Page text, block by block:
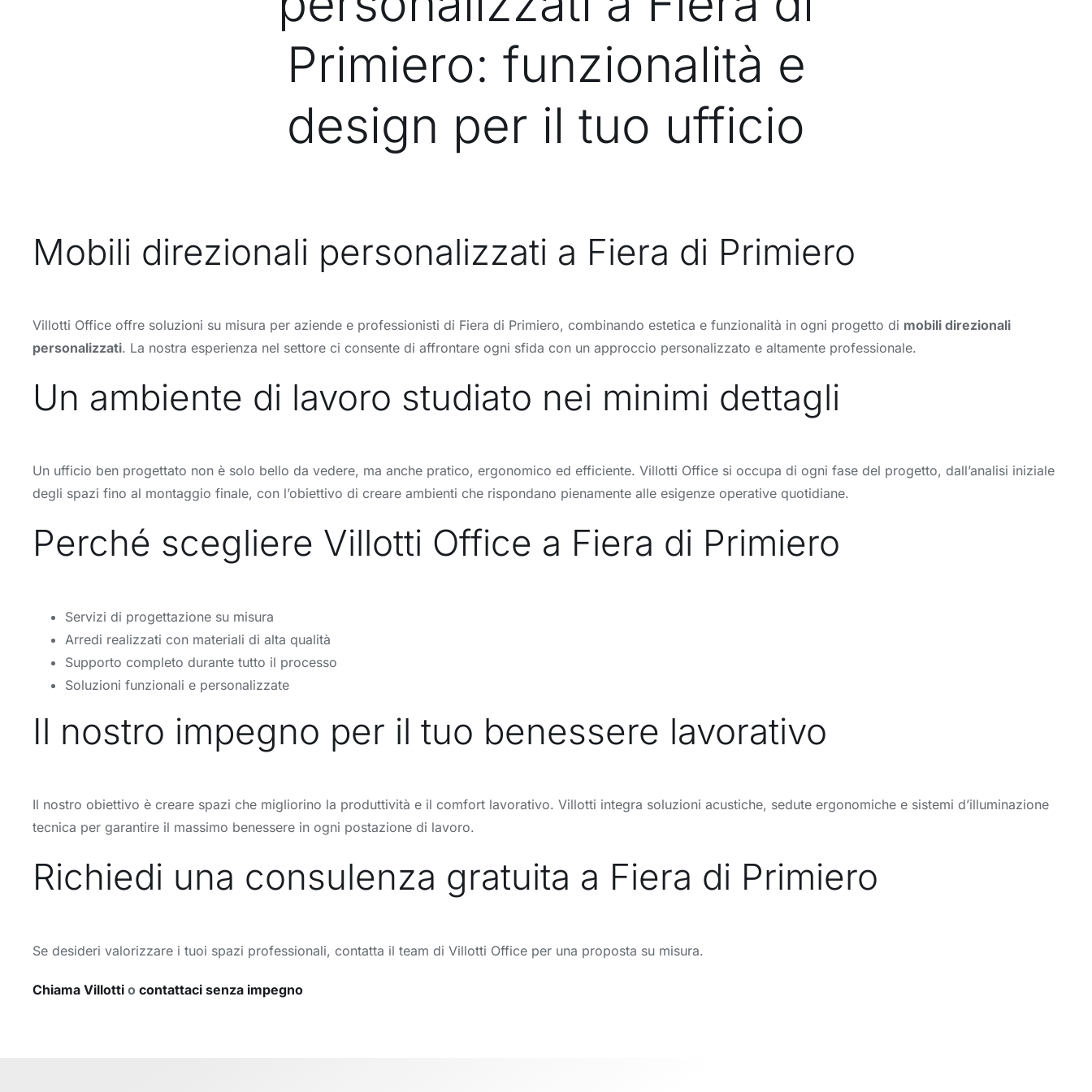
Primiero: funzionalità e
design per il tuo ufficio
Mobili direzionali personalizzati a Fiera di Primiero
Villotti Office offre soluzioni su misura per aziende e professionisti di Fiera di Primiero, combinando estetica e funzionalità in ogni progetto di mobili direzionali
personalizzati. La nostra esperienza nel settore ci consente di affrontare ogni sfida con un approccio personalizzato e altamente professionale.
Un ambiente di lavoro studiato nei minimi dettagli
Un ufficio ben progettato non è solo bello da vedere, ma anche pratico, ergonomico ed efficiente. Villotti Office si occupa di ogni fase del progetto, dall’analisi iniziale
degli spazi fino al montaggio finale, con l’obiettivo di creare ambienti che rispondano pienamente alle esigenze operative quotidiane.
Perché scegliere Villotti Office a Fiera di Primiero
Servizi di progettazione su misura
Arredi realizzati con materiali di alta qualità
Supporto completo durante tutto il processo
Soluzioni funzionali e personalizzate
Il nostro impegno per il tuo benessere lavorativo
Il nostro obiettivo è creare spazi che migliorino la produttività e il comfort lavorativo. Villotti integra soluzioni acustiche, sedute ergonomiche e sistemi d’illuminazione
tecnica per garantire il massimo benessere in ogni postazione di lavoro.
Richiedi una consulenza gratuita a Fiera di Primiero
Se desideri valorizzare i tuoi spazi professionali, contatta il team di Villotti Office per una proposta su misura.
Chiama Villotti o contattaci senza impegno